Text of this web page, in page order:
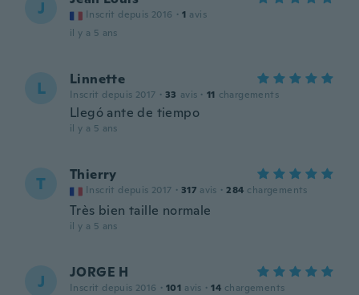
J Inscrit depuis 2016 · 1 avis
il y a 5 ans
L Linnette
Inscrit depuis 2017 · 33 avis · 11 chargements
Llegó ante de tiempo
il y a 5 ans
T Thierry
Inscrit depuis 2017 · 317 avis · 284 chargements
Très bien taille normale
il y a 5 ans
J JORGE H
Inscrit depuis 2016 · 101 avis · 14 chargements